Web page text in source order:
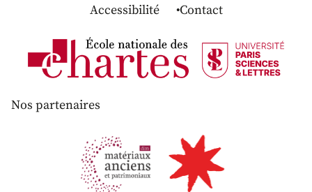
Accessibilité
Contact
Nos partenaires